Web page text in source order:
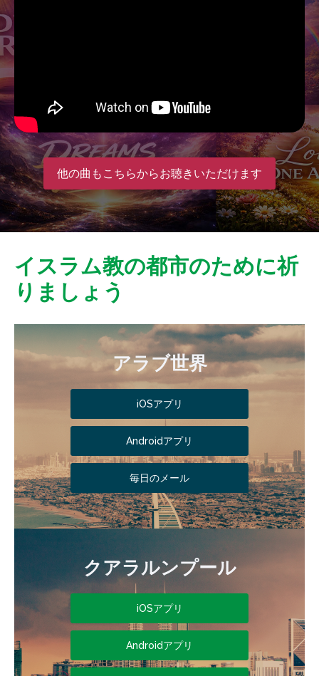
他の曲もこちらからお聴きいただけます
イスラム教の都市のために祈
りましょう
アラブ世界
iOSアプリ
Androidアプリ
毎日のメール
クアラルンプール
iOSアプリ
Androidアプリ